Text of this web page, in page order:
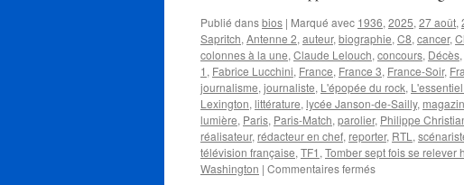
Publié dansbios | Marqué avec 1936, 2025, 27 août,
Sapritch, Antenne 2, auteur, biographie, C8, cancer,
colonnes à la une, Claude Lelouch, concours, Décès,
1 , Fabrice Lucchini, France, France 3, France-Soir,
journalisme, journaliste, L'épopée du rock,
Lexington, littérature, lycée Janson-de-Sailly,
lumière, Paris, Paris-Match, parolier, Philippe
réalisateur, rédacteur en chef, reporter, RTL ,
télévision française, TF1 , Tomber sept fois se relever
Washington | Commentaires ferméssur